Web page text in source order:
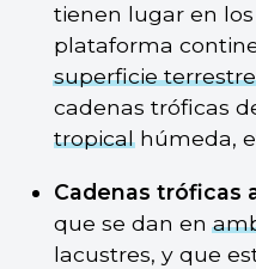
tienen lugar en
plataforma
superficie terrestre
cadenas tróficas
tropicalhúmeda,
Cadenas tróficas
que se dan en
lacustres, y que